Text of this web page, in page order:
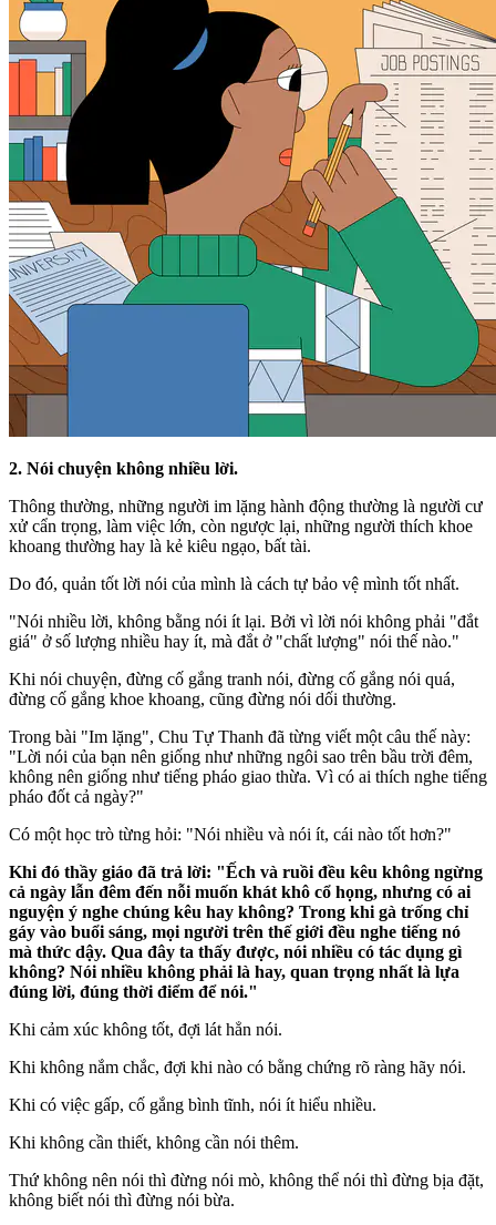
2. Nói chuyện không nhiều lời.
Thông thường, những người im lặng hành động thường là người cư
xử cẩn trọng, làm việc lớn, còn ngược lại, những người thích khoe
khoang thường hay là kẻ kiêu ngạo, bất tài.
Do đó, quản tốt lời nói của mình là cách tự bảo vệ mình tốt nhất.
"Nói nhiều lời, không bằng nói ít lại. Bởi vì lời nói không phải "đắt
giá" ở số lượng nhiều hay ít, mà đắt ở "chất lượng" nói thế nào."
Khi nói chuyện, đừng cố gắng tranh nói, đừng cố gắng nói quá,
đừng cố gắng khoe khoang, cũng đừng nói dối thường.
Trong bài "Im lặng", Chu Tự Thanh đã từng viết một câu thế này:
"Lời nói của bạn nên giống như những ngôi sao trên bầu trời đêm,
không nên giống như tiếng pháo giao thừa. Vì có ai thích nghe tiếng
pháo đốt cả ngày?"
Có một học trò từng hỏi: "Nói nhiều và nói ít, cái nào tốt hơn?"
Khi đó thầy giáo đã trả lời: "Ếch và ruồi đều kêu không ngừng
cả ngày lẫn đêm đến nỗi muốn khát khô cổ họng, nhưng có ai
nguyện ý nghe chúng kêu hay không? Trong khi gà trống chỉ
gáy vào buổi sáng, mọi người trên thế giới đều nghe tiếng nó
mà thức dậy. Qua đây ta thấy được, nói nhiều có tác dụng gì
không? Nói nhiều không phải là hay, quan trọng nhất là lựa
đúng lời, đúng thời điểm để nói."
Khi cảm xúc không tốt, đợi lát hẳn nói.
Khi không nắm chắc, đợi khi nào có bằng chứng rõ ràng hãy nói.
Khi có việc gấp, cố gắng bình tĩnh, nói ít hiểu nhiều.
Khi không cần thiết, không cần nói thêm.
Thứ không nên nói thì đừng nói mò, không thể nói thì đừng bịa đặt,
không biết nói thì đừng nói bừa.